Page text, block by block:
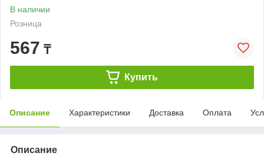
В наличии
Розница
567 ₸
Купить
Описание Характеристики Доставка Оплата
Описание